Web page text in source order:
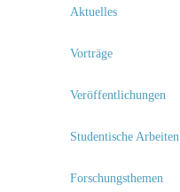
Aktuelles
Vorträge
Veröffentlichungen
Studentische Arbeiten
Forschungsthemen